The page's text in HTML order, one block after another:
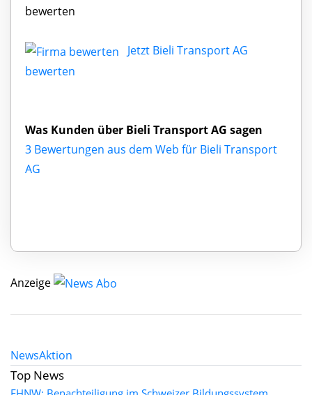
bewerten
Jetzt Bieli Transport AG
bewerten
Was Kunden über Bieli Transport AG sagen
3 Bewertungen aus dem Web für Bieli Transport
AG
Anzeige
NewsAktion
Top News